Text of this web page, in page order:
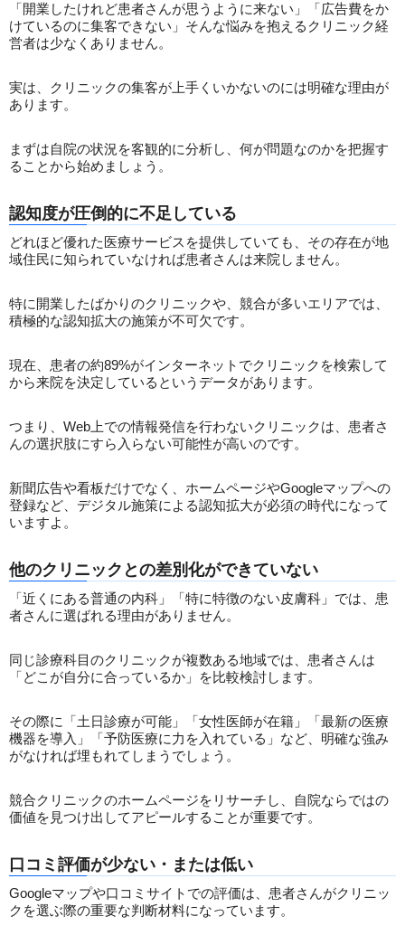
「開業したけれど患者さんが思うように来ない」「広告費をか
けているのに集客できない」そんな悩みを抱えるクリニック経
営者は少なくありません。
実は、クリニックの集客が上手くいかないのには明確な理由が
あります。
まずは自院の状況を客観的に分析し、何が問題なのかを把握す
ることから始めましょう。
認知度が圧倒的に不足している
どれほど優れた医療サービスを提供していても、その存在が地
域住民に知られていなければ患者さんは来院しません。
特に開業したばかりのクリニックや、競合が多いエリアでは、
積極的な認知拡大の施策が不可欠です。
現在、患者の約89%がインターネットでクリニックを検索して
から来院を決定しているというデータがあります。
つまり、Web上での情報発信を行わないクリニックは、患者さ
んの選択肢にすら入らない可能性が高いのです。
新聞広告や看板だけでなく、ホームページやGoogleマップへの
登録など、デジタル施策による認知拡大が必須の時代になって
いますよ。
他のクリニックとの差別化ができていない
「近くにある普通の内科」「特に特徴のない皮膚科」では、患
者さんに選ばれる理由がありません。
同じ診療科目のクリニックが複数ある地域では、患者さんは
「どこが自分に合っているか」を比較検討します。
その際に「土日診療が可能」「女性医師が在籍」「最新の医療
機器を導入」「予防医療に力を入れている」など、明確な強み
がなければ埋もれてしまうでしょう。
競合クリニックのホームページをリサーチし、自院ならではの
価値を見つけ出してアピールすることが重要です。
口コミ評価が少ない・または低い
Googleマップや口コミサイトでの評価は、患者さんがクリニッ
クを選ぶ際の重要な判断材料になっています。